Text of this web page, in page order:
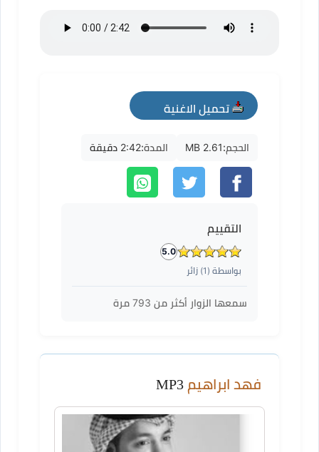
تحميل الاغنية
mp3
الحجم:2.61 MB المدة:2:42 دقيقة
التقييم
5.0
بواسطة ( 1) زائر
سمعها الزوار أكثر من 793 مرة
فهد ابراهيم